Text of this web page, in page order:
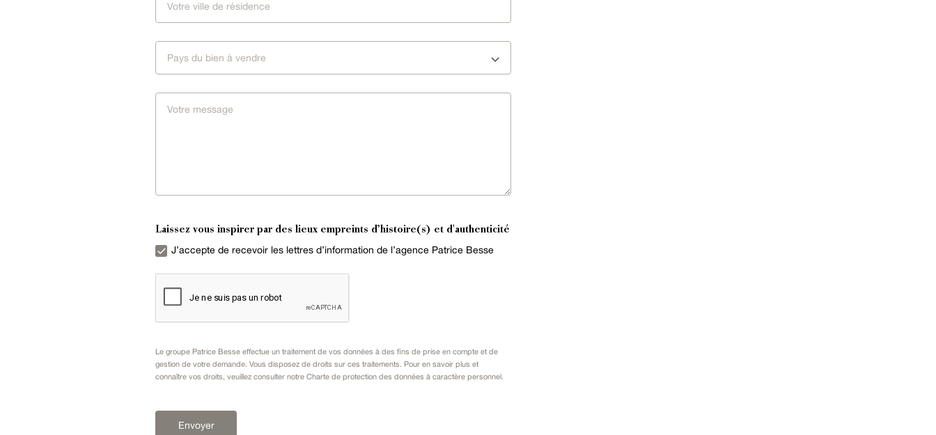
Pays du bien à vendre
Laissez vous inspirer par des lieux empreints d’histoire(s) et d'authenticité
J’accepte de recevoir les lettres d’information de l’agence Patrice Besse
Le groupe Patrice Besse effectue un traitement de vos données à des fins de prise en compte et de
gestion de votre demande. Vous disposez de droits sur ces traitements. Pour en savoir plus et
connaître vos droits, veuillez consulter notre Charte de protection des données à caractère personnel .
Envoyer